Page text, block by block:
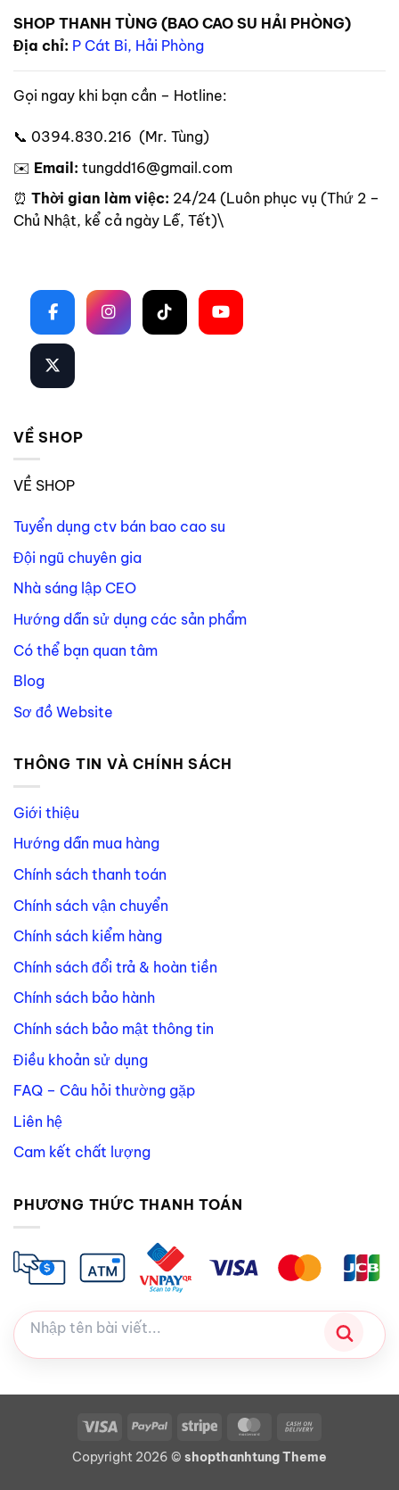
SHOP THANH TÙNG (BAO CAO SU HẢI PHÒNG)
Địa chỉ: P Cát Bi, Hải Phòng
Gọi ngay khi bạn cần – Hotline:
📞 0394.830.216 (Mr. Tùng)
✉️ Email: tungdd16@gmail.com
⏰ Thời gian làm việc: 24/24 (Luôn phục vụ (Thứ 2 –
Chủ Nhật, kể cả ngày Lễ, Tết)\
VỀ SHOP
VỀ SHOP
Tuyển dụng ctv bán bao cao su
Đội ngũ chuyên gia
Nhà sáng lập CEO
Hướng dẫn sử dụng các sản phẩm
Có thể bạn quan tâm
Blog
Sơ đồ Website
THÔNG TIN VÀ CHÍNH SÁCH
Giới thiệu
Hướng dẫn mua hàng
Chính sách thanh toán
Chính sách vận chuyển
Chính sách kiểm hàng
Chính sách đổi trả & hoàn tiền
Chính sách bảo hành
Chính sách bảo mật thông tin
Điều khoản sử dụng
FAQ – Câu hỏi thường gặp
Liên hệ
Cam kết chất lượng
PHƯƠNG THỨC THANH TOÁN
Visa PayPal Stripe MasterCard
Delivery
Copyright 2026 © shopthanhtung Theme